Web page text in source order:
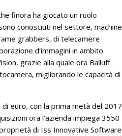
finora ha giocato un ruolo
conosciuti nel settore, machine
grabbers, di telecamere
d’immagini in ambito
grazie alla quale ora Balluff
migliorando le capacità di
euro, con la prima metà del 2017
ora l’azienda impiega 3550
di Iss Innovative Software